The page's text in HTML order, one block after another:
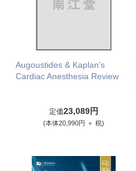
Augoustides & Kaplan's
Cardiac Anesthesia Review
定価23,089円
(本体20,990円 ＋ 税)